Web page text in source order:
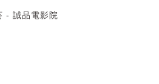
- 誠品電影院